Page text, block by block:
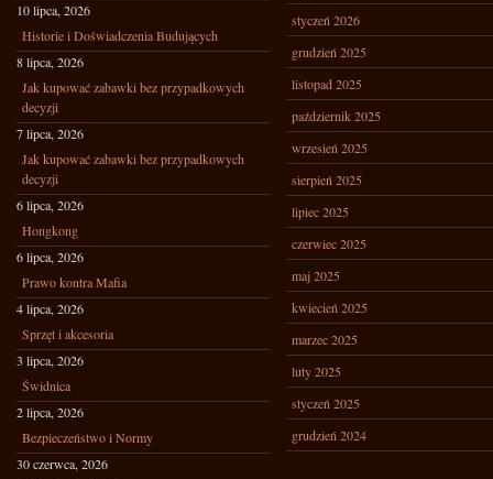
10 lipca, 2026
Historie i Doświadczenia Budujących
8 lipca, 2026
Jak kupować zabawki bez przypadkowych
decyzji
7 lipca, 2026
Jak kupować zabawki bez przypadkowych
decyzji
6 lipca, 2026
Hongkong
6 lipca, 2026
Prawo kontra Mafia
4 lipca, 2026
Sprzęt i akcesoria
3 lipca, 2026
Świdnica
2 lipca, 2026
Bezpieczeństwo i Normy
30 czerwca, 2026
styczeń 2026
grudzień 2025
listopad 2025
październik 2025
wrzesień 2025
sierpień 2025
lipiec 2025
czerwiec 2025
maj 2025
kwiecień 2025
marzec 2025
luty 2025
styczeń 2025
grudzień 2024